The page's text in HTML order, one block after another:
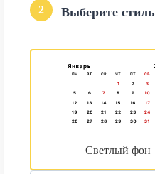
2 Выберите стиль
Светлый фон